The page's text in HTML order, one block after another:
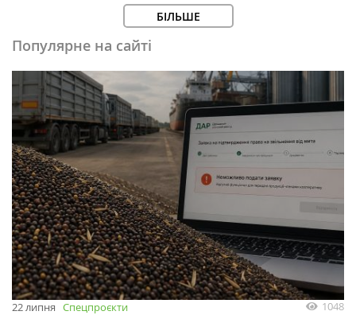
БІЛЬШЕ
Популярне на сайті
22 липня Спецпроєкти 1048